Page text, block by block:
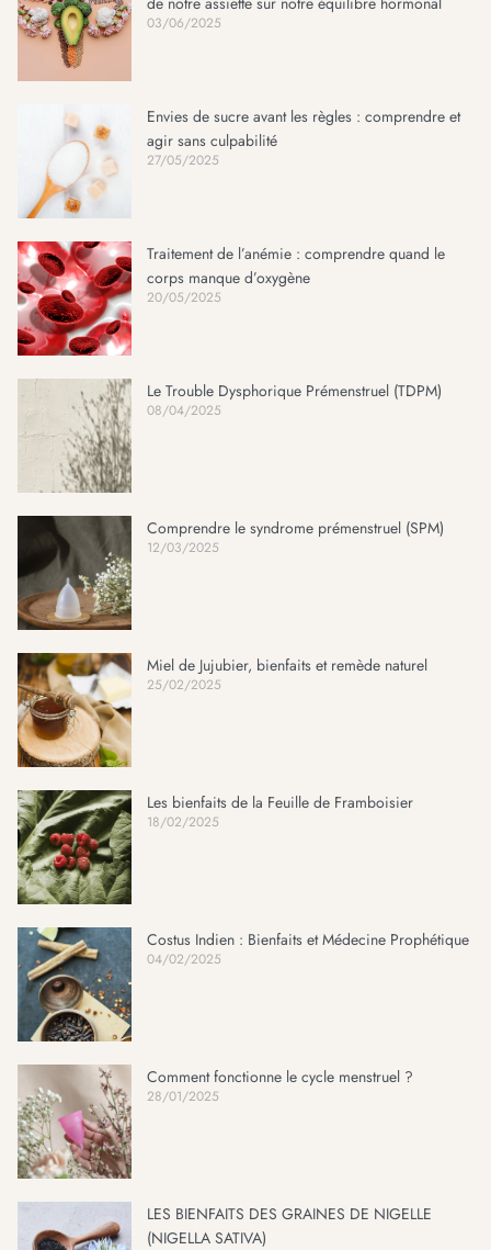
03/06/2025
Envies de sucre avant les règles : comprendre et
agir sans culpabilité
27/05/2025
Traitement de l’anémie : comprendre quand le
corps manque d’oxygène
20/05/2025
Le Trouble Dysphorique Prémenstruel (TDPM)
08/04/2025
Comprendre le syndrome prémenstruel (SPM)
12/03/2025
Miel de Jujubier, bienfaits et remède naturel
25/02/2025
Les bienfaits de la Feuille de Framboisier
18/02/2025
Costus Indien : Bienfaits et Médecine Prophétique
04/02/2025
Comment fonctionne le cycle menstruel ?
28/01/2025
LES BIENFAITS DES GRAINES DE NIGELLE
(NIGELLA SATIVA)